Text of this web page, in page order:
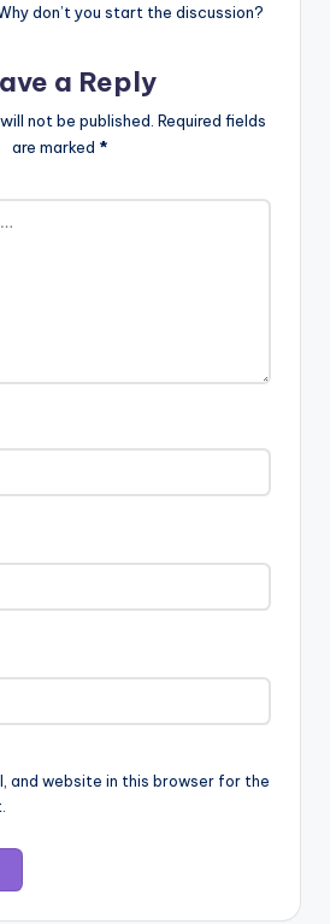
don’t you start the discussion?
a Reply
not be published. Required fields
are marked *
and website in this browser for the